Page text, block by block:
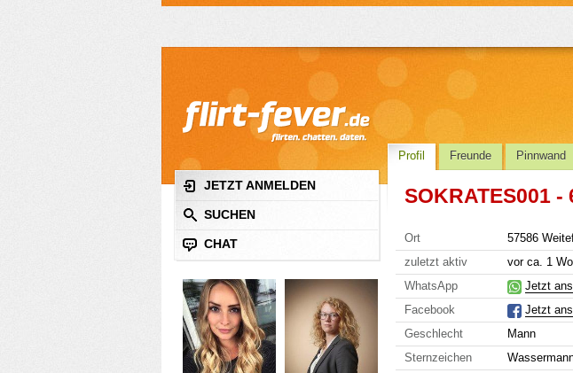
JETZT ANMELDEN
SUCHEN
CHAT
Profil Freunde Pinnwand
SOKRATES001 -
Ort
57586
zuletzt aktiv
vor ca. 1
WhatsApp
Jetzt
Facebook
Jetzt
Geschlecht
Mann
Sternzeichen